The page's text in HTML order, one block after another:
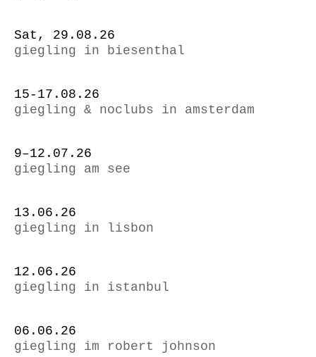
Sat, 29.08.26
giegling in biesenthal
15-17.08.26
giegling & noclubs in amsterdam
9–12.07.26
giegling am see
13.06.26
giegling in lisbon
12.06.26
giegling in istanbul
06.06.26
giegling im robert johnson